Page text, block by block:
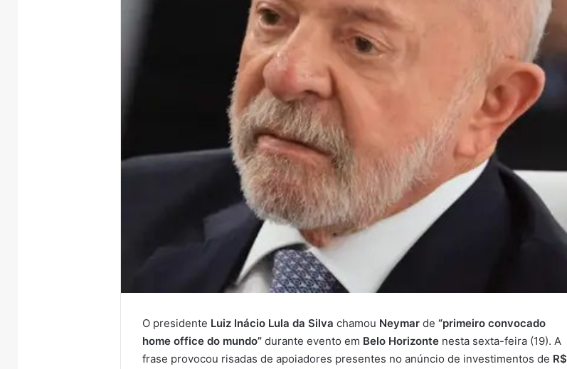
O presidente Luiz Inácio Lula da Silva chamou Neymar de“primeiro convocado
home office do mundo” durante evento em Belo Horizonte nesta sexta-feira (19). A
frase provocou risadas de apoiadores presentes no anúncio de investimentos de R$